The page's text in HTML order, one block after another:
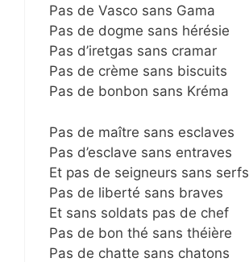
Pas de Vasco sans Gama
Pas de dogme sans hérésie
Pas d’iretgas sans cramar
Pas de crème sans biscuits
Pas de bonbon sans Kréma
Pas de maître sans esclaves
Pas d’esclave sans entraves
Et pas de seigneurs sans serfs
Pas de liberté sans braves
Et sans soldats pas de chef
Pas de bon thé sans théière
Pas de chatte sans chatons